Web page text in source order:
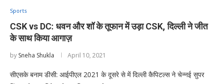
Sports
CSK vs DC: धवन और शॉ के तूफान में उड़ा CSK, दिल्ली ने जीत
के साथ किया आगाज़
by Sneha Shukla April 10, 2021
सीएसके बनाम डीसी: आईपीएल 2021 के दूसरे से में दिल्ली कैपिटल्स ने चेन्नई सुपर